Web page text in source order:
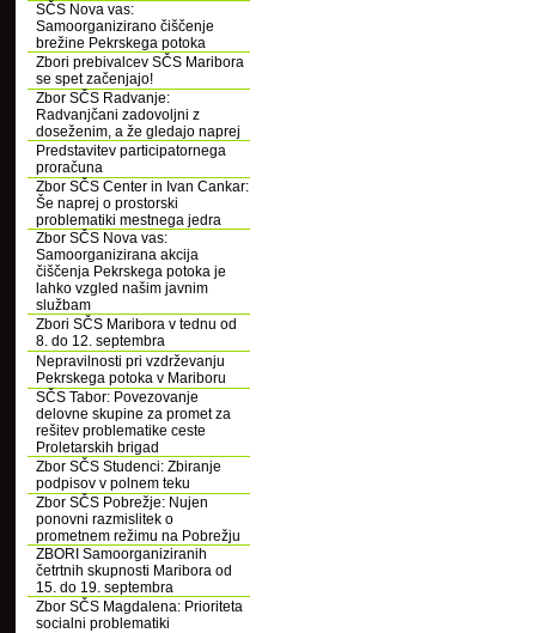
SČS Nova vas:
Samoorganizirano čiščenje
brežine Pekrskega potoka
Zbori prebivalcev SČS Maribora
se spet začenjajo!
Zbor SČS Radvanje:
Radvanjčani zadovoljni z
doseženim, a že gledajo naprej
Predstavitev participatornega
proračuna
Zbor SČS Center in Ivan Cankar:
Še naprej o prostorski
problematiki mestnega jedra
Zbor SČS Nova vas:
Samoorganizirana akcija
čiščenja Pekrskega potoka je
lahko vzgled našim javnim
službam
Zbori SČS Maribora v tednu od
8. do 12. septembra
Nepravilnosti pri vzdrževanju
Pekrskega potoka v Mariboru
SČS Tabor: Povezovanje
delovne skupine za promet za
rešitev problematike ceste
Proletarskih brigad
Zbor SČS Studenci: Zbiranje
podpisov v polnem teku
Zbor SČS Pobrežje: Nujen
ponovni razmislitek o
prometnem režimu na Pobrežju
ZBORI Samoorganiziranih
četrtnih skupnosti Maribora od
15. do 19. septembra
Zbor SČS Magdalena: Prioriteta
socialni problematiki